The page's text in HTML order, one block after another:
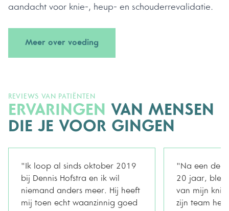
aandacht voor knie-, heup- en schouderrevalidatie.
Meer over voeding
REVIEWS VAN PATIËNTEN
ERVARINGEN VAN MENSEN
DIE JE VOOR GINGEN
"Ik loop al sinds oktober 2019
bij Dennis Hofstra en ik wil
niemand anders meer. Hij heeft
mij toen echt waanzinnig goed
"Na een
20 jaar,
van mijn
zijn team